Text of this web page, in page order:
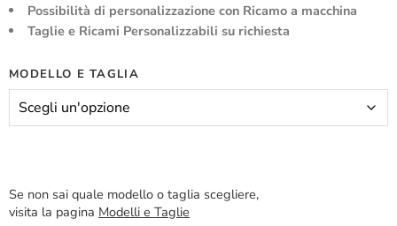
Possibilità di personalizzazione con Ricamo a macchina
Taglie e Ricami Personalizzabili su richiesta
MODELLO E TAGLIA
Se non sai quale modello o taglia scegliere,
visita la pagina Modelli e Taglie